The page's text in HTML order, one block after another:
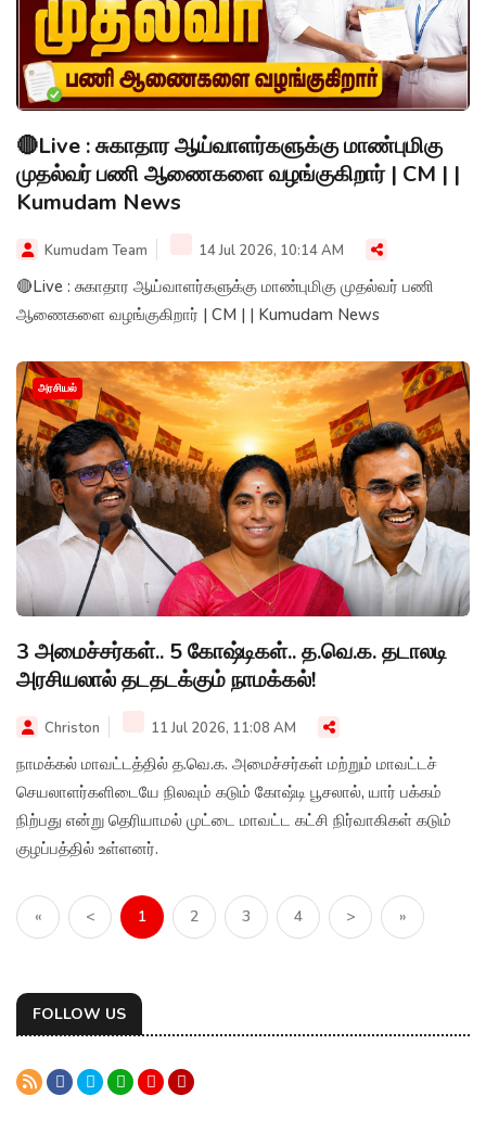
🔴Live : சுகாதார ஆய்வாளர்களுக்கு மாண்புமிகு
முதல்வர் பணி ஆணைகளை வழங்குகிறார் | CM | |
Kumudam News
Kumudam Team 14 Jul 2026, 10:14 AM
🔴Live : சுகாதார ஆய்வாளர்களுக்கு மாண்புமிகு முதல்வர் பணி
ஆணைகளை வழங்குகிறார் | CM | | Kumudam News
அரசியல்
3 அமைச்சர்கள்.. 5 கோஷ்டிகள்.. த.வெ.க. தடாலடி
அரசியலால் தடதடக்கும் நாமக்கல்!
Christon 11 Jul 2026, 11:08 AM
நாமக்கல் மாவட்டத்தில் த.வெ.க. அமைச்சர்கள் மற்றும் மாவட்டச்
செயலாளர்களிடையே நிலவும் கடும் கோஷ்டி பூசலால், யார் பக்கம்
நிற்பது என்று தெரியாமல் முட்டை மாவட்ட கட்சி நிர்வாகிகள் கடும்
குழப்பத்தில் உள்ளனர்.
« < 1 2 3 4 > »
FOLLOW US